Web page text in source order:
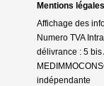
Mentions légales
Affichage des
Numero TVA
délivrance : 5
indépendante